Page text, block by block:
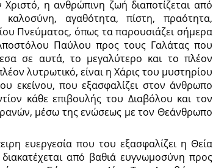
η ανθρώπινη ζωή διαποτίζεται από
αγαθότητα, πίστη, πραότητα,
Πνεύματος, όπως τα παρουσιάζει σήμερα
Παύλου προς τους Γαλάτας που
σε αυτά, το μεγαλύτερο και το πλέον
λυτρωτικό, είναι η Χάρις του μυστηρίου
εκείνου, που εξασφαλίζει στον άνθρωπο
κάθε επιβουλής του Διαβόλου και τον
μέσω της ενώσεως με τον Θεάνθρωπο
ευεργεσία που του εξασφαλίζει η Θεία
από βαθιά ευγνωμοσύνη προς